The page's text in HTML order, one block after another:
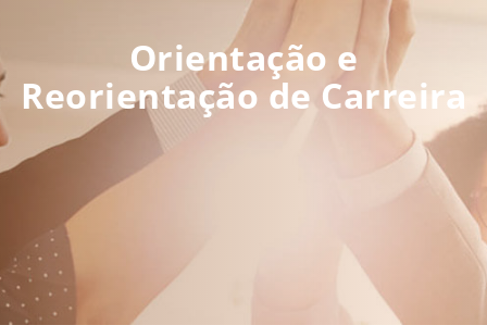
Orientação e
Reorientação de Carreira